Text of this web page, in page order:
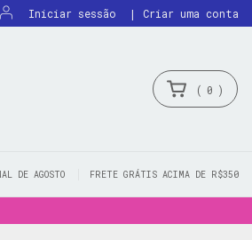
Iniciar sessão | Criar uma conta
( 0 )
DE AGOSTO FRETE GRÁTIS ACIMA DE R$350